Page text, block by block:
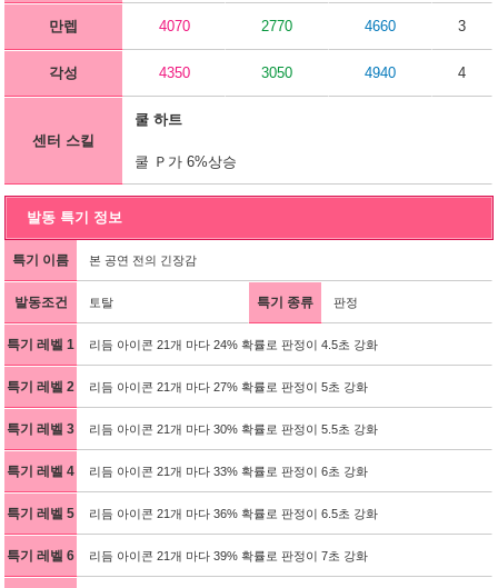
만렙 4070 2770 4660 3
각성 4350 3050 4940 4
센터 스킬
쿨 하트
쿨 Ｐ가 6%상승
발동 특기 정보
특기 이름 본 공연 전의 긴장감
발동조건 토탈 특기 종류 판정
특기 레벨 1 리듬 아이콘 21개 마다 24% 확률로 판정이 4.5초 강화
특기 레벨 2 리듬 아이콘 21개 마다 27% 확률로 판정이 5초 강화
특기 레벨 3 리듬 아이콘 21개 마다 30% 확률로 판정이 5.5초 강화
특기 레벨 4 리듬 아이콘 21개 마다 33% 확률로 판정이 6초 강화
특기 레벨 5 리듬 아이콘 21개 마다 36% 확률로 판정이 6.5초 강화
특기 레벨 6 리듬 아이콘 21개 마다 39% 확률로 판정이 7초 강화